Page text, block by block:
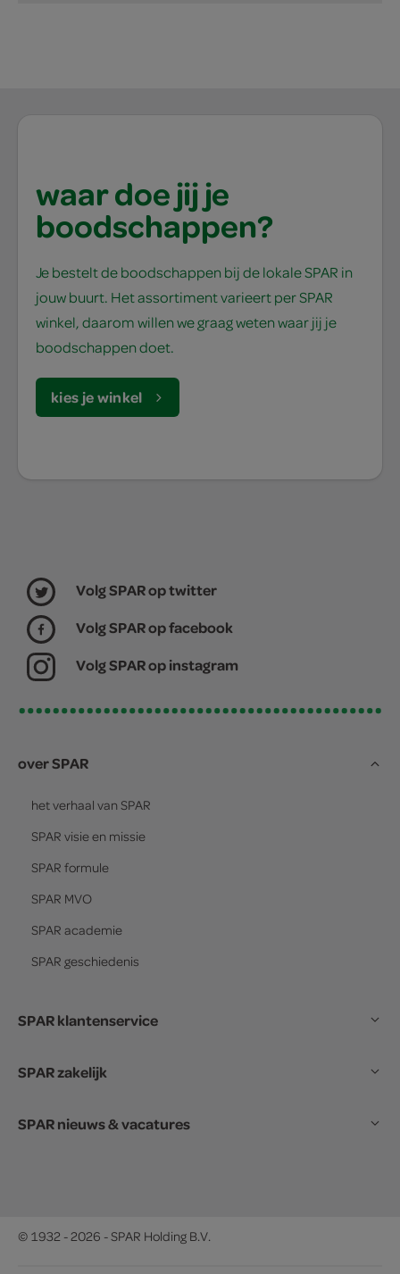
waar doe jij je
boodschappen?
Je bestelt de boodschappen bij de lokale SPAR in
jouw buurt. Het assortiment varieert per SPAR
winkel, daarom willen we graag weten waar jij je
boodschappen doet.
kies je winkel
Volg SPAR op twitter
Volg SPAR op facebook
Volg SPAR op instagram
over SPAR
het verhaal van SPAR
SPAR visie en missie
SPAR formule
SPAR MVO
SPAR academie
SPAR geschiedenis
SPAR klantenservice
SPAR zakelijk
SPAR nieuws & vacatures
© 1932 - 2026 - SPAR Holding B.V.